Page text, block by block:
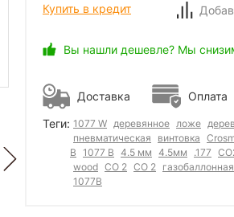
Купить в кредит
Вы нашли дешевле? Мы
Доставка Оплата
Теги: 1077 W деревянное ложе
пневматическая
винтовка
В 1077 B 4.5 мм 4.5мм .177
wood СО 2 CO 2 газобаллонная
1077B